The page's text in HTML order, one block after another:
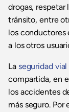
drogas, respetar
tránsito, entre
los conductores
a los otros
La seguridad vial
compartida, en
los accidentes
más seguro.